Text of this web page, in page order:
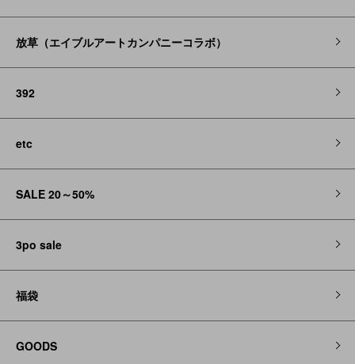
放草（エイブルアートカンパニーコラボ）
392
etc
SALE 20～50%
3po sale
福袋
GOODS